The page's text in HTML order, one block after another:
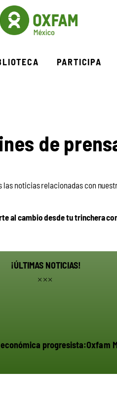
PARTICIPA
de
las noticias relacionadas con
al cambio desde tu trinchera
¡ÚLTIMAS NOTICIAS!
progresista:Oxfam